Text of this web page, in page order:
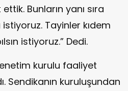
Bunların yanı sıra
istiyoruz. Tayinler kıdem
istiyoruz.” Dedi.
kurulu faaliyet
Sendikanın kuruluşundan